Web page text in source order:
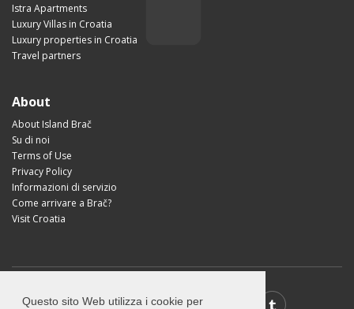
Questo sito Web utilizza i cookie per
Istra Apartments
Luxury Villas in Croatia
Luxury properties in Croatia
Travel partners
About
About Island Brač
Su di noi
Terms of Use
Privacy Policy
Informazioni di servizio
Come arrivare a Brač?
Visit Croatia